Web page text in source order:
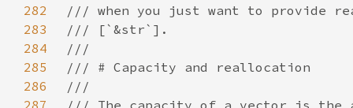
282
283
284
285
286
287